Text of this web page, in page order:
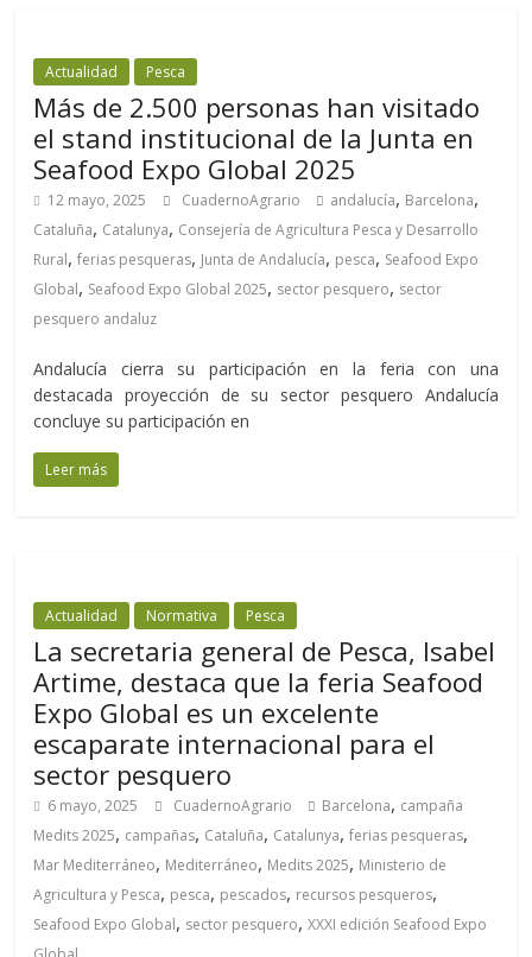
Actualidad Pesca
Más de 2.500 personas han visitado
el stand institucional de la Junta en
Seafood Expo Global 2025
12 mayo, 2025 CuadernoAgrario andalucía, Barcelona,
Cataluña, Catalunya, Consejería de Agricultura Pesca y Desarrollo
Rural,ferias pesqueras, Junta de Andalucía, pesca, Seafood Expo
Global, Seafood Expo Global 2025, sector pesquero, sector
pesquero andaluz
Andalucía cierra su participación en la feria con una
destacada proyección de su sector pesquero Andalucía
concluye su participación en
Leer más
Actualidad Normativa Pesca
La secretaria general de Pesca, Isabel
Artime, destaca que la feria Seafood
Expo Global es un excelente
escaparate internacional para el
sector pesquero
6 mayo, 2025 CuadernoAgrario Barcelona, campaña
Medits 2025, campañas, Cataluña, Catalunya,ferias pesqueras,
Mar Mediterráneo, Mediterráneo, Medits 2025, Ministerio de
Agricultura y Pesca, pesca, pescados, recursos pesqueros,
Seafood Expo Global, sector pesquero,XXXI edición Seafood Expo